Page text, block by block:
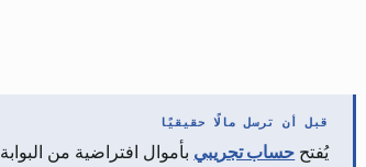
قبل أن ترسل مالًا حقيقيًا
يُفتح حساب تجريبي بأموال افتراضية من البوابة